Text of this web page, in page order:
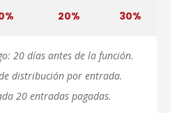
20% 30%
20 días antes de la función.
distribución por entrada.
20 entradas pagadas.